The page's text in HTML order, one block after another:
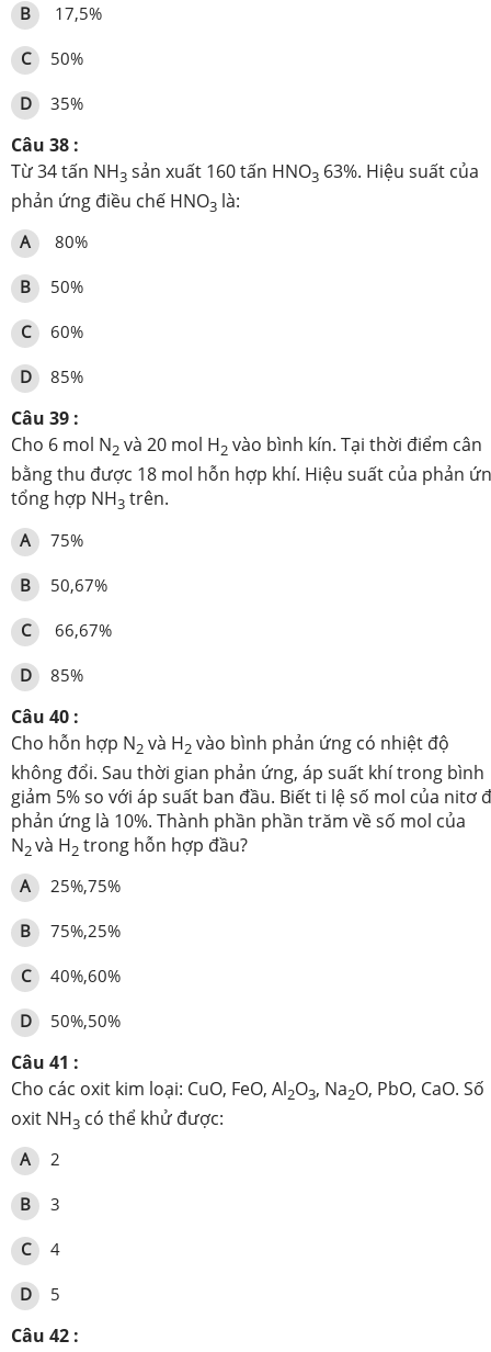
B 17,5%
C 50%
D 35%
Câu 38 :
Từ 34 tấn NH3 sản xuất 160 tấn HNO3 63%. Hiệu suất của
phản ứng điều chế HNO3 là:
A 80%
B 50%
C 60%
D 85%
Câu 39 :
Cho 6 mol N2 và 20 mol H2 vào bình kín. Tại thời điểm cân
bằng thu được 18 mol hỗn hợp khí. Hiệu suất của phản
tổng hợp NH3 trên.
A 75%
B 50,67%
C 66,67%
D 85%
Câu 40 :
Cho hỗn hợp N2 và H2 vào bình phản ứng có nhiệt độ
không đổi. Sau thời gian phản ứng, áp suất khí trong bình
giảm 5% so với áp suất ban đầu. Biết ti lệ số mol của nitơ
phản ứng là 10%. Thành phần phần trăm về số mol của
N2và H2 trong hỗn hợp đầu?
A 25%,75%
B 75%,25%
C 40%,60%
D 50%,50%
Câu 41 :
Cho các oxit kim loại: CuO, FeO, Al2O3, Na2O, PbO, CaO. Số
oxit NH3 có thể khử được:
A 2
B 3
C 4
D 5
Câu 42 :